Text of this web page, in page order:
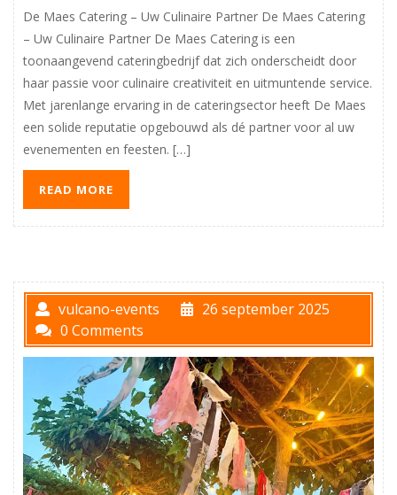
De Maes Catering – Uw Culinaire Partner De Maes Catering
– Uw Culinaire Partner De Maes Catering is een
toonaangevend cateringbedrijf dat zich onderscheidt door
haar passie voor culinaire creativiteit en uitmuntende service.
Met jarenlange ervaring in de cateringsector heeft De Maes
een solide reputatie opgebouwd als dé partner voor al uw
evenementen en feesten. […]
READ MORE
vulcano-events
26 september 2025
0 Comments